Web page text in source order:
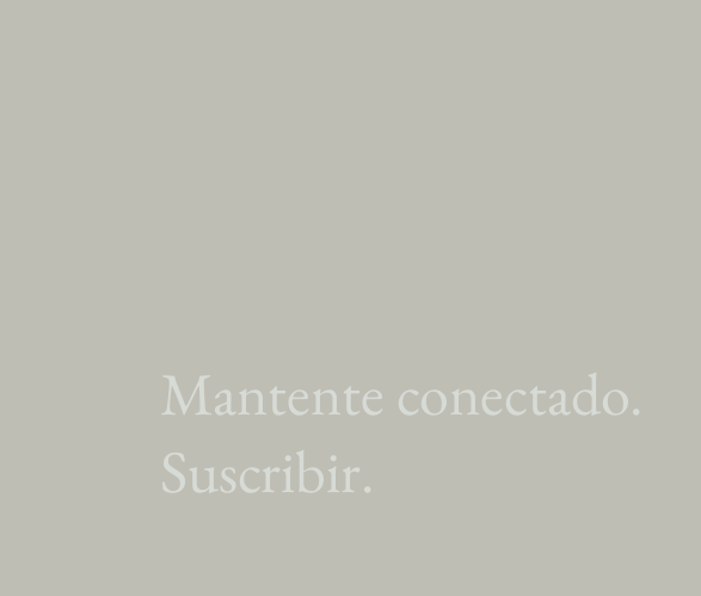
Mantente conectado.
Suscribir.